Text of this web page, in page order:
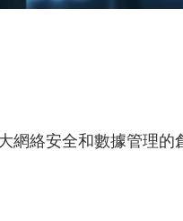
網絡安全和數據管理的